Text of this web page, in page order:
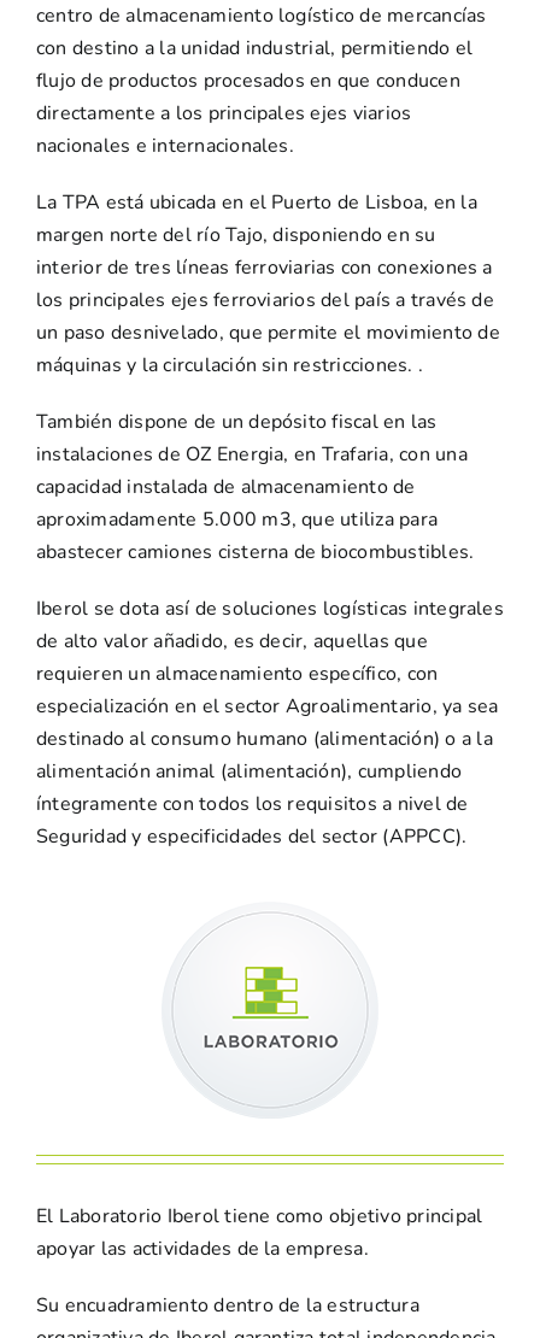
centro de almacenamiento logístico de mercancías
con destino a la unidad industrial, permitiendo el
flujo de productos procesados ​​en que conducen
directamente a los principales ejes viarios
nacionales e internacionales.
La TPA está ubicada en el Puerto de Lisboa, en la
margen norte del río Tajo, disponiendo en su
interior de tres líneas ferroviarias con conexiones a
los principales ejes ferroviarios del país a través de
un paso desnivelado, que permite el movimiento de
máquinas y la circulación sin restricciones. .
También dispone de un depósito fiscal en las
instalaciones de OZ Energia, en Trafaria, con una
capacidad instalada de almacenamiento de
aproximadamente 5.000 m3, que utiliza para
abastecer camiones cisterna de biocombustibles.
Iberol se dota así de soluciones logísticas integrales
de alto valor añadido, es decir, aquellas que
requieren un almacenamiento específico, con
especialización en el sector Agroalimentario, ya sea
destinado al consumo humano (alimentación) o a la
alimentación animal (alimentación), cumpliendo
íntegramente con todos los requisitos a nivel de
Seguridad y especificidades del sector (APPCC).
El Laboratorio Iberol tiene como objetivo principal
apoyar las actividades de la empresa.
Su encuadramiento dentro de la estructura